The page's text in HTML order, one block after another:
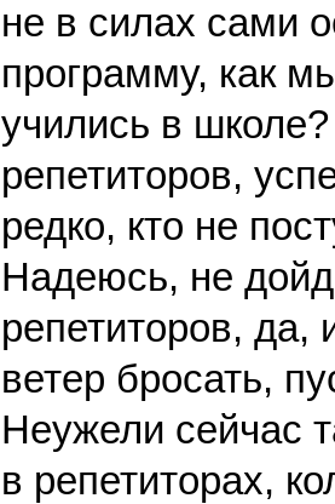
не в силах сами
программу, как
учились в
репетиторов,
редко, кто не
Надеюсь, не
репетиторов, да,
ветер бросать,
Неужели сейчас
в репетиторах,